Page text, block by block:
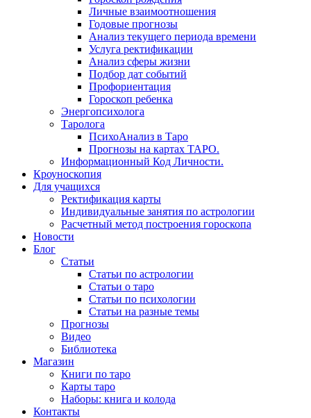
Личные взаимоотношения
Годовые прогнозы
Анализ текущего периода времени
Услуга ректификации
Анализ сферы жизни
Подбор дат событий
Профориентация
Гороскоп ребенка
Энергопсихолога
Таролога
ПсихоАнализ в Таро
Прогнозы на картах ТАРО.
Информационный Код Личности.
Кроуноскопия
Для учащихся
Ректификация карты
Индивидуальные занятия по астрологии
Расчетный метод построения гороскопа
Новости
Блог
Статьи
Статьи по астрологии
Статьи о таро
Статьи по психологии
Статьи на разные темы
Прогнозы
Видео
Библиотека
Магазин
Книги по таро
Карты таро
Наборы: книга и колода
Контакты